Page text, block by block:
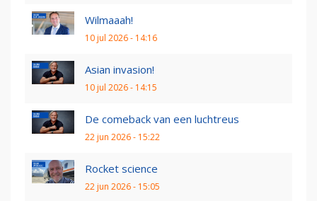
Wilmaaah!
10 jul 2026 - 14:16
Asian invasion!
10 jul 2026 - 14:15
De comeback van een luchtreus
22 jun 2026 - 15:22
Rocket science
22 jun 2026 - 15:05